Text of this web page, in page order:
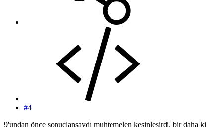
#4
9'undan önce sonuçlansaydı muhtemelen kesinleşirdi. bir daha ki